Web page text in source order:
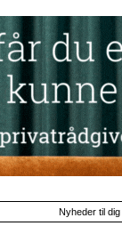
Nyheder til